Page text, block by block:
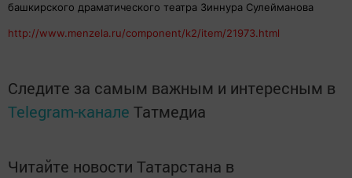
башкирского драматического театра Зиннура Сулейманова
http://www.menzela.ru/component/k2/item/21973.html
Следите за самым важным и интересным в
Telegram-канале Татмедиа
Читайте новости Татарстана в